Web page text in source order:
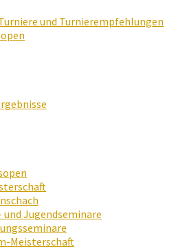
und Turnierempfehlungen
und Jugendseminare
Meisterschaft